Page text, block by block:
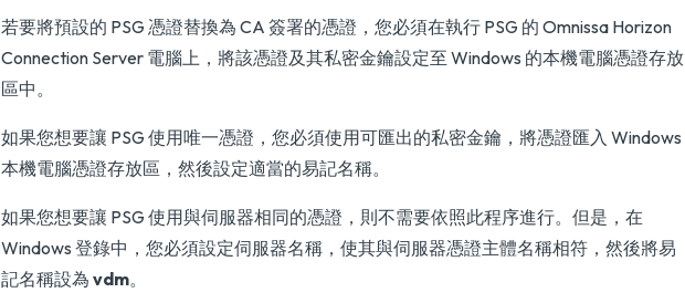
若要將預設的 PSG 憑證替換為 CA 簽署的憑證，您必須在執行 PSG 的 Omnissa Horizon
Connection Server 電腦上，將該憑證及其私密金鑰設定至 Windows 的本機電腦憑證存放
區中。
如果您想要讓 PSG 使用唯一憑證，您必須使用可匯出的私密金鑰，將憑證匯入 Windows
本機電腦憑證存放區，然後設定適當的易記名稱。
如果您想要讓 PSG 使用與伺服器相同的憑證，則不需要依照此程序進行。但是，在
Windows 登錄中，您必須設定伺服器名稱，使其與伺服器憑證主體名稱相符，然後將易
記名稱設為 vdm。